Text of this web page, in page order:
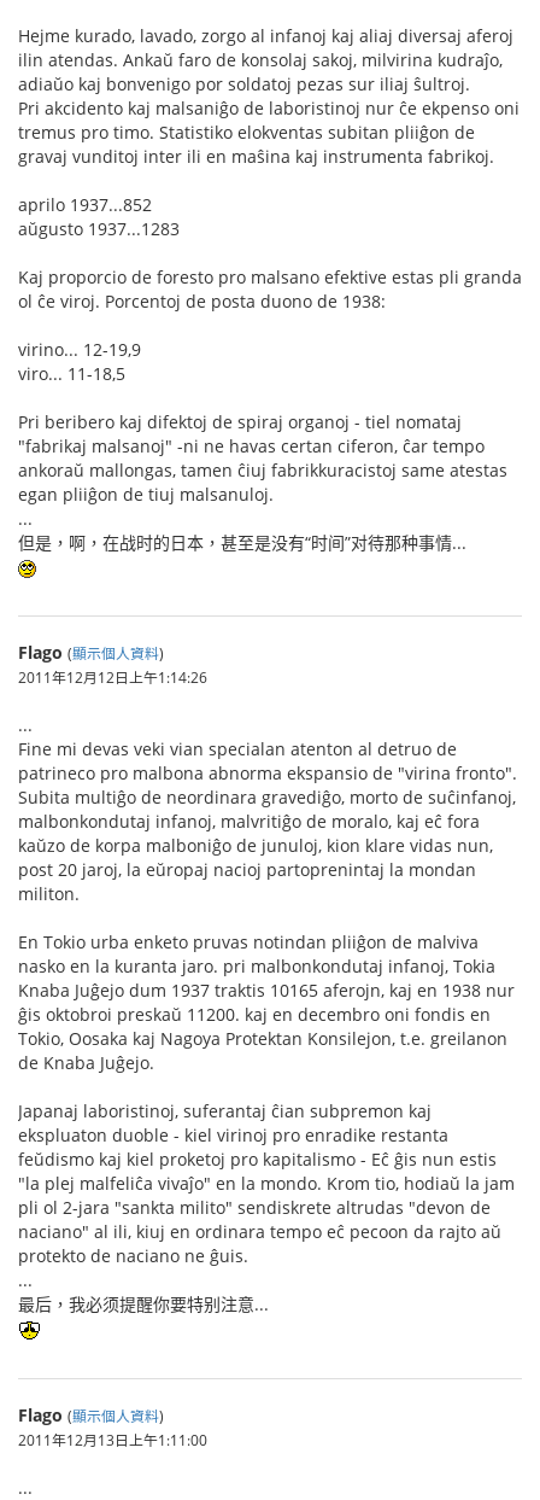
Hejme kurado, lavado, zorgo al infanoj kaj aliaj diversaj aferoj
ilin atendas. Ankaŭ faro de konsolaj sakoj, milvirina kudraĵo,
adiaŭo kaj bonvenigo por soldatoj pezas sur iliaj ŝultroj.
Pri akcidento kaj malsaniĝo de laboristinoj nur ĉe ekpenso oni
tremus pro timo. Statistiko elokventas subitan pliiĝon de
gravaj vunditoj inter ili en maŝina kaj instrumenta fabrikoj.
aprilo 1937...852
aŭgusto 1937...1283
Kaj proporcio de foresto pro malsano efektive estas pli granda
ol ĉe viroj. Porcentoj de posta duono de 1938:
virino... 12-19,9
viro... 11-18,5
Pri beribero kaj difektoj de spiraj organoj - tiel nomataj
"fabrikaj malsanoj" -ni ne havas certan ciferon, ĉar tempo
ankoraŭ mallongas, tamen ĉiuj fabrikkuracistoj same atestas
egan pliiĝon de tiuj malsanuloj.
...
但是，啊，在战时的日本，甚至是没有“时间”对待那种事情...
Flago (顯示個人資料)
2011年12月12日上午1:14:26
...
Fine mi devas veki vian specialan atenton al detruo de
patrineco pro malbona abnorma ekspansio de "virina fronto".
Subita multiĝo de neordinara gravediĝo, morto de suĉinfanoj,
malbonkondutaj infanoj, malvritiĝo de moralo, kaj eĉ fora
kaŭzo de korpa malboniĝo de junuloj, kion klare vidas nun,
post 20 jaroj, la eŭropaj nacioj partoprenintaj la mondan
militon.
En Tokio urba enketo pruvas notindan pliiĝon de malviva
nasko en la kuranta jaro. pri malbonkondutaj infanoj, Tokia
Knaba Juĝejo dum 1937 traktis 10165 aferojn, kaj en 1938 nur
ĝis oktobroi preskaŭ 11200. kaj en decembro oni fondis en
Tokio, Oosaka kaj Nagoya Protektan Konsilejon, t.e. greilanon
de Knaba Juĝejo.
Japanaj laboristinoj, suferantaj ĉian subpremon kaj
ekspluaton duoble - kiel virinoj pro enradike restanta
feŭdismo kaj kiel proketoj pro kapitalismo - Eĉ ĝis nun estis
"la plej malfeliĉa vivaĵo" en la mondo. Krom tio, hodiaŭ la jam
pli ol 2-jara "sankta milito" sendiskrete altrudas "devon de
naciano" al ili, kiuj en ordinara tempo eĉ pecoon da rajto aŭ
protekto de naciano ne ĝuis.
...
最后，我必须提醒你要特别注意...
Flago (顯示個人資料)
2011年12月13日上午1:11:00
...